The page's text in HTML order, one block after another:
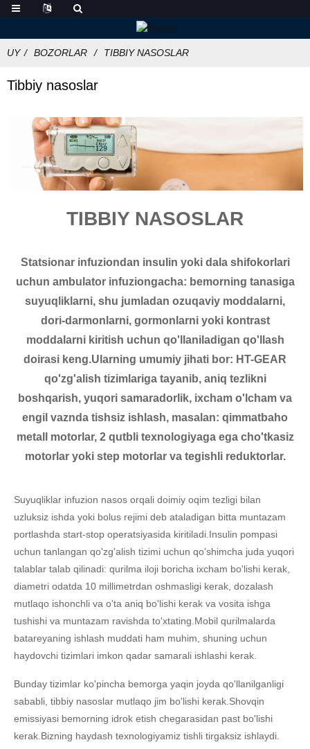
UY BOZORLAR TIBBIY NASOSLAR
Tibbiy nasoslar
TIBBIY NASOSLAR
Statsionar infuziondan insulin yoki dala shifokorlari
uchun ambulator infuziongacha: bemorning tanasiga
suyuqliklarni, shu jumladan ozuqaviy moddalarni,
dori-darmonlarni, gormonlarni yoki kontrast
moddalarni kiritish uchun qo'llaniladigan qo'llash
doirasi keng.Ularning umumiy jihati bor: HT-GEAR
qo'zg'alish tizimlariga tayanib, aniq tezlikni
boshqarish, yuqori samaradorlik, ixcham o'lcham va
engil vaznda tishsiz ishlash, masalan: qimmatbaho
metall motorlar, 2 qutbli texnologiyaga ega cho'tkasiz
motorlar yoki step motorlar va tegishli reduktorlar.
Suyuqliklar infuzion nasos orqali doimiy oqim tezligi bilan
uzluksiz ishda yoki bolus rejimi deb ataladigan bitta muntazam
portlashda start-stop operatsiyasida kiritiladi.Insulin pompasi
uchun tanlangan qo'zg'alish tizimi uchun qo'shimcha juda yuqori
talablar talab qilinadi: qurilma iloji boricha ixcham bo'lishi kerak,
diametri odatda 10 millimetrdan oshmasligi kerak, dozalash
mutlaqo ishonchli va o'ta aniq bo'lishi kerak va vosita ishga
tushishi va muntazam ravishda to'xtating.Mobil qurilmalarda
batareyaning ishlash muddati ham muhim, shuning uchun
haydovchi tizimlari imkon qadar samarali ishlashi kerak.
Bunday tizimlar ko'pincha bemorga yaqin joyda qo'llanilganligi
sababli, tibbiy nasoslar mutlaqo jim bo'lishi kerak.Shovqin
emissiyasi bemorning idrok etish chegarasidan past bo'lishi
kerak.Bizning haydash texnologiyamiz tishli tirgaksiz ishlaydi.